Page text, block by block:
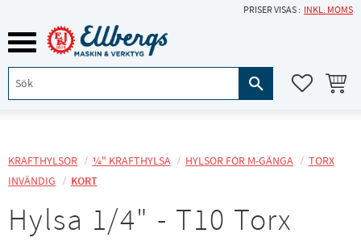
Meny
PRISER VISAS INKL. MOMS
KRAFTHYLSOR ¼" KRAFTHYLSA HYLSOR FÖR M-GÄNGA
TORX
INVÄNDIG
KORT
Hylsa 1/4" - T10 Torx